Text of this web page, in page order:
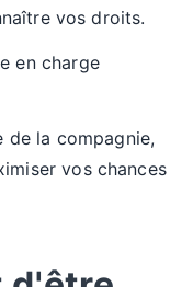
vos droits.
en charge
de la compagnie,
vos chances